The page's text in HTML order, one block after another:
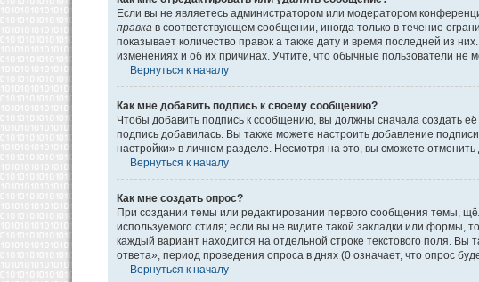
Если вы не являетесь администратором или модератором
правка в соответствующем сообщении, иногда только в течение
показывает количество правок а также дату и время последней из
изменениях и об их причинах. Учтите, что обычные пользователи не
Вернуться к началу
Как мне добавить подпись к своему сообщению?
Чтобы добавить подпись к сообщению, вы должны сначала создать
подпись добавилась. Вы также можете настроить добавление
настройки» в личном разделе. Несмотря на это, вы сможете
Вернуться к началу
Как мне создать опрос?
При создании темы или редактировании первого сообщения темы,
используемого стиля; если вы не видите такой закладки или формы,
каждый вариант находится на отдельной строке текстового поля.
ответа», период проведения опроса в днях (0 означает, что опрос
Вернуться к началу